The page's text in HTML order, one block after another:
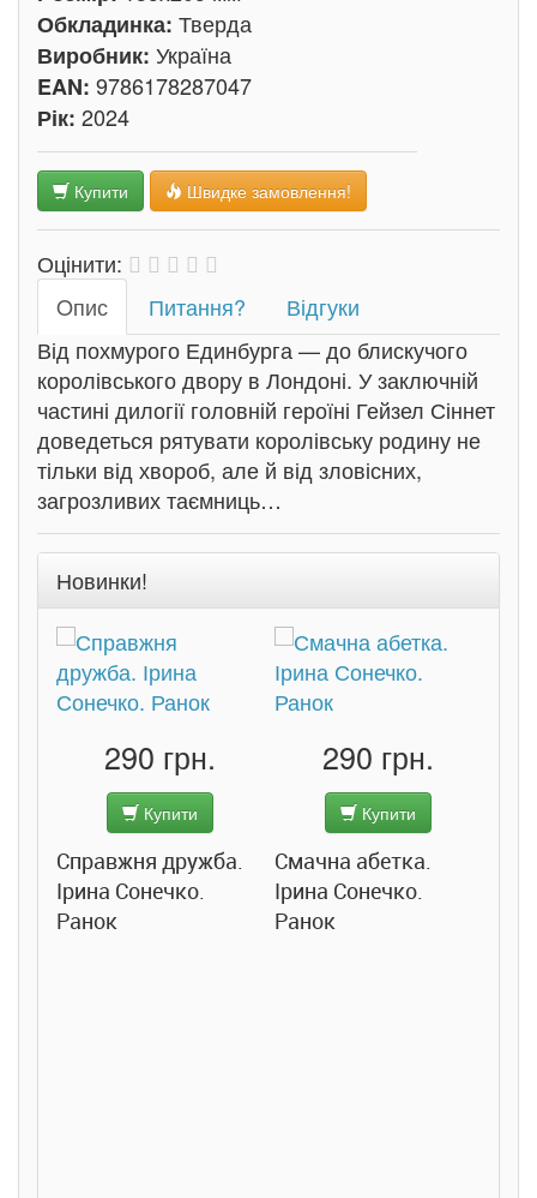
Обкладинка: Тверда
Виробник: Україна
EAN: 9786178287047
Рік: 2024
Купити Швидке замовлення!
Оцінити:
Oпис
Питання?
Відгуки
Від похмурого Единбурга — до блискучого
королівського двору в Лондоні. У заключній
частині дилогії головній героїні Гейзел Сіннет
доведеться рятувати королівську родину не
тільки від хвороб, але й від зловісних,
загрозливих таємниць…
Новинки!
290 грн.
Купити
Справжня дружба.
Ірина Сонечко.
Ранок
290 грн.
Купити
Смачна абетка.
Ірина Сонечко.
Ранок